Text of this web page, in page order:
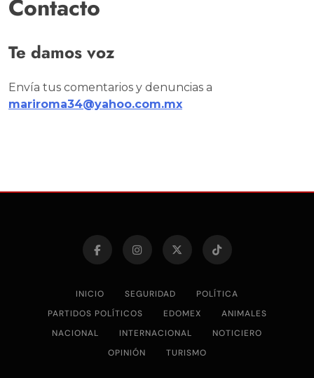
Contacto
Te damos voz
Envía tus comentarios y denuncias a
mariroma34@yahoo.com.mx
INICIO SEGURIDAD
POLÍTICA
PARTIDOS POLÍTICOS
EDOMEX
ANIMALES
NACIONAL
INTERNACIONAL
NOTICIERO
OPINIÓN
TURISMO